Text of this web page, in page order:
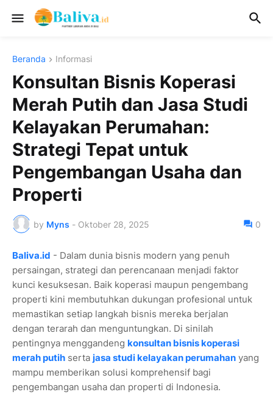
Beranda Informasi
Konsultan Bisnis Koperasi
Merah Putih dan Jasa Studi
Kelayakan Perumahan:
Strategi Tepat untuk
Pengembangan Usaha dan
Properti
by Myns - Oktober 28, 2025 0
Baliva.id - Dalam dunia bisnis modern yang penuh
persaingan, strategi dan perencanaan menjadi faktor
kunci kesuksesan. Baik koperasi maupun pengembang
properti kini membutuhkan dukungan profesional untuk
memastikan setiap langkah bisnis mereka berjalan
dengan terarah dan menguntungkan. Di sinilah
pentingnya menggandeng konsultan bisnis koperasi
merah putih serta jasa studi kelayakan perumahan yang
mampu memberikan solusi komprehensif bagi
pengembangan usaha dan properti di Indonesia.